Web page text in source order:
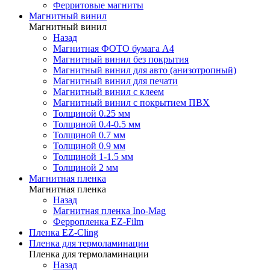
Ферритовые магниты
Магнитный винил
Магнитный винил
Назад
Магнитная ФОТО бумага А4
Магнитный винил без покрытия
Магнитный винил для авто (анизотропный)
Магнитный винил для печати
Магнитный винил с клеем
Магнитный винил с покрытием ПВХ
Толщиной 0.25 мм
Толщиной 0.4-0.5 мм
Толщиной 0.7 мм
Толщиной 0.9 мм
Толщиной 1-1.5 мм
Толщиной 2 мм
Магнитная пленка
Магнитная пленка
Назад
Магнитная пленка Ino-Mag
Ферропленка EZ-Film
Пленка EZ-Cling
Пленка для термоламинации
Пленка для термоламинации
Назад